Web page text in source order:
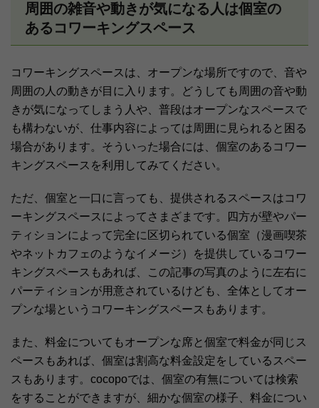
周囲の雑音や動きが気になる人は個室の
あるコワーキングスペース
コワーキングスペースは、オープンな場所ですので、音や
周囲の人の動きが目に入ります。どうしても周囲の音や動
きが気になってしまう人や、普段はオープンなスペースで
も構わないが、仕事内容によっては周囲に見られると困る
場合があります。そういった場合には、個室のあるコワー
キングスペースを利用してみてください。
ただ、個室と一口に言っても、提供されるスペースはコワ
ーキングスペースによってさまざまです。四方が壁やパー
ティションによって完全に区切られている個室（漫画喫茶
やネットカフェのようなイメージ）を提供しているコワー
キングスペースもあれば、この記事の写真のように左右に
パーティションが用意されているけども、全体としてオー
プンな場というコワーキングスペースもあります。
また、料金についてもオープンな席と個室で料金が同じス
ペースもあれば、個室は割高な料金設定をしているスペー
スもあります。cocopoでは、個室の有無については検索
をすることができますが、細かな個室の様子、料金につい